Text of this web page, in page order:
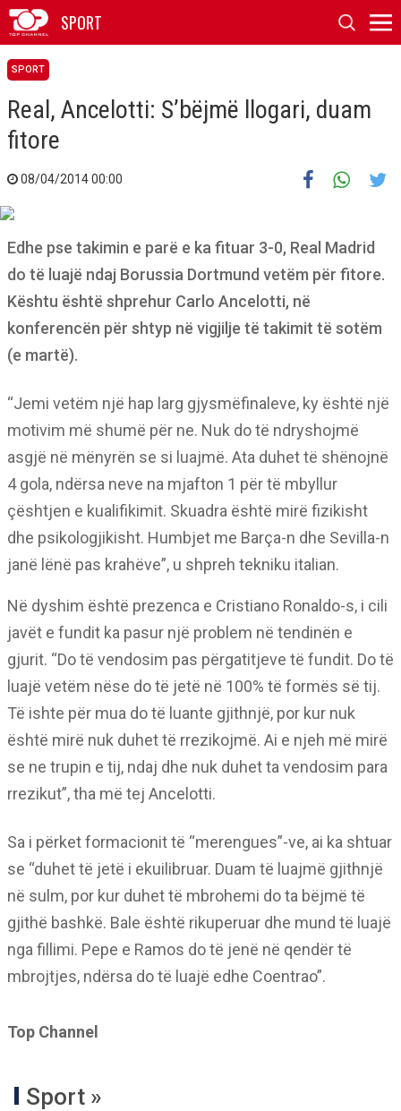
SPORT
SPORT
Real, Ancelotti: S’bëjmë llogari, duam
fitore
08/04/2014 00:00
Edhe pse takimin e parë e ka fituar 3-0, Real Madrid
do të luajë ndaj Borussia Dortmund vetëm për fitore.
Kështu është shprehur Carlo Ancelotti, në
konferencën për shtyp në vigjilje të takimit të sotëm
(e martë).
“Jemi vetëm një hap larg gjysmëfinaleve, ky është një
motivim më shumë për ne. Nuk do të ndryshojmë
asgjë në mënyrën se si luajmë. Ata duhet të shënojnë
4 gola, ndërsa neve na mjafton 1 për të mbyllur
çështjen e kualifikimit. Skuadra është mirë fizikisht
dhe psikologjikisht. Humbjet me Barça-n dhe Sevilla-n
janë lënë pas krahëve”, u shpreh tekniku italian.
Në dyshim është prezenca e Cristiano Ronaldo-s, i cili
javët e fundit ka pasur një problem në tendinën e
gjurit. “Do të vendosim pas përgatitjeve të fundit. Do të
luajë vetëm nëse do të jetë në 100% të formës së tij.
Të ishte për mua do të luante gjithnjë, por kur nuk
është mirë nuk duhet të rrezikojmë. Ai e njeh më mirë
se ne trupin e tij, ndaj dhe nuk duhet ta vendosim para
rrezikut”, tha më tej Ancelotti.
Sa i përket formacionit të “merengues”-ve, ai ka shtuar
se “duhet të jetë i ekuilibruar. Duam të luajmë gjithnjë
në sulm, por kur duhet të mbrohemi do ta bëjmë të
gjithë bashkë. Bale është rikuperuar dhe mund të luajë
nga fillimi. Pepe e Ramos do të jenë në qendër të
mbrojtjes, ndërsa do të luajë edhe Coentrao”.
Top Channel
Sport »